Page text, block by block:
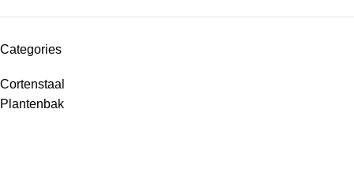
Categories
Cortenstaal
Plantenbak